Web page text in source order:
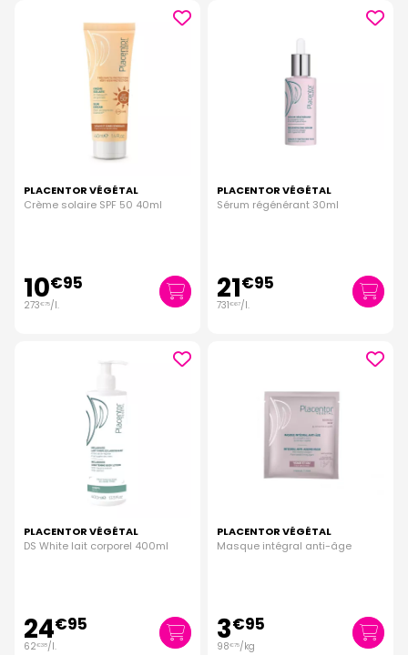
PLACENTOR VÉGÉTAL
Crème solaire SPF 50 40ml
10€95
273€75/l.
PLACENTOR VÉGÉTAL
Sérum régénérant 30ml
21€95
731€67/l.
PLACENTOR VÉGÉTAL
DS White lait corporel 400ml
24€95
62€38/l.
PLACENTOR VÉGÉTAL
Masque intégral anti-âge
3€95
98€75/kg